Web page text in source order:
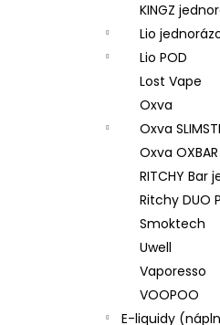
KINGZ
Lio
Lio POD
Lost Vape
Oxva
Oxva
Oxva
RITCHY Bar
Ritchy DUO
Smoktech
Uwell
Vaporesso
VOOPOO
E-liquidy